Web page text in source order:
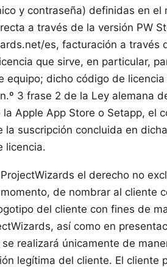
y contraseña) definidas en
a través de la versión PW
es, facturación a través
que sirve, en particular,
equipo; dicho código de
3 frase 2 de la Ley alemana
Apple App Store o Setapp, el
la suscripción concluida en
licencia.
el derecho no
de nombrar al cliente
del cliente con fines de
así como en
realizará únicamente de
legítima del cliente. El cliente